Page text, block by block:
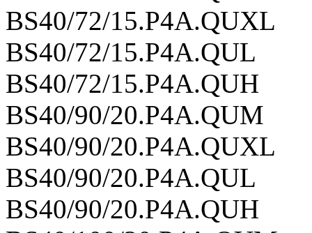
BS40/72/15.P4A.QUXL
BS40/72/15.P4A.QUL
BS40/72/15.P4A.QUH
BS40/90/20.P4A.QUM
BS40/90/20.P4A.QUXL
BS40/90/20.P4A.QUL
BS40/90/20.P4A.QUH